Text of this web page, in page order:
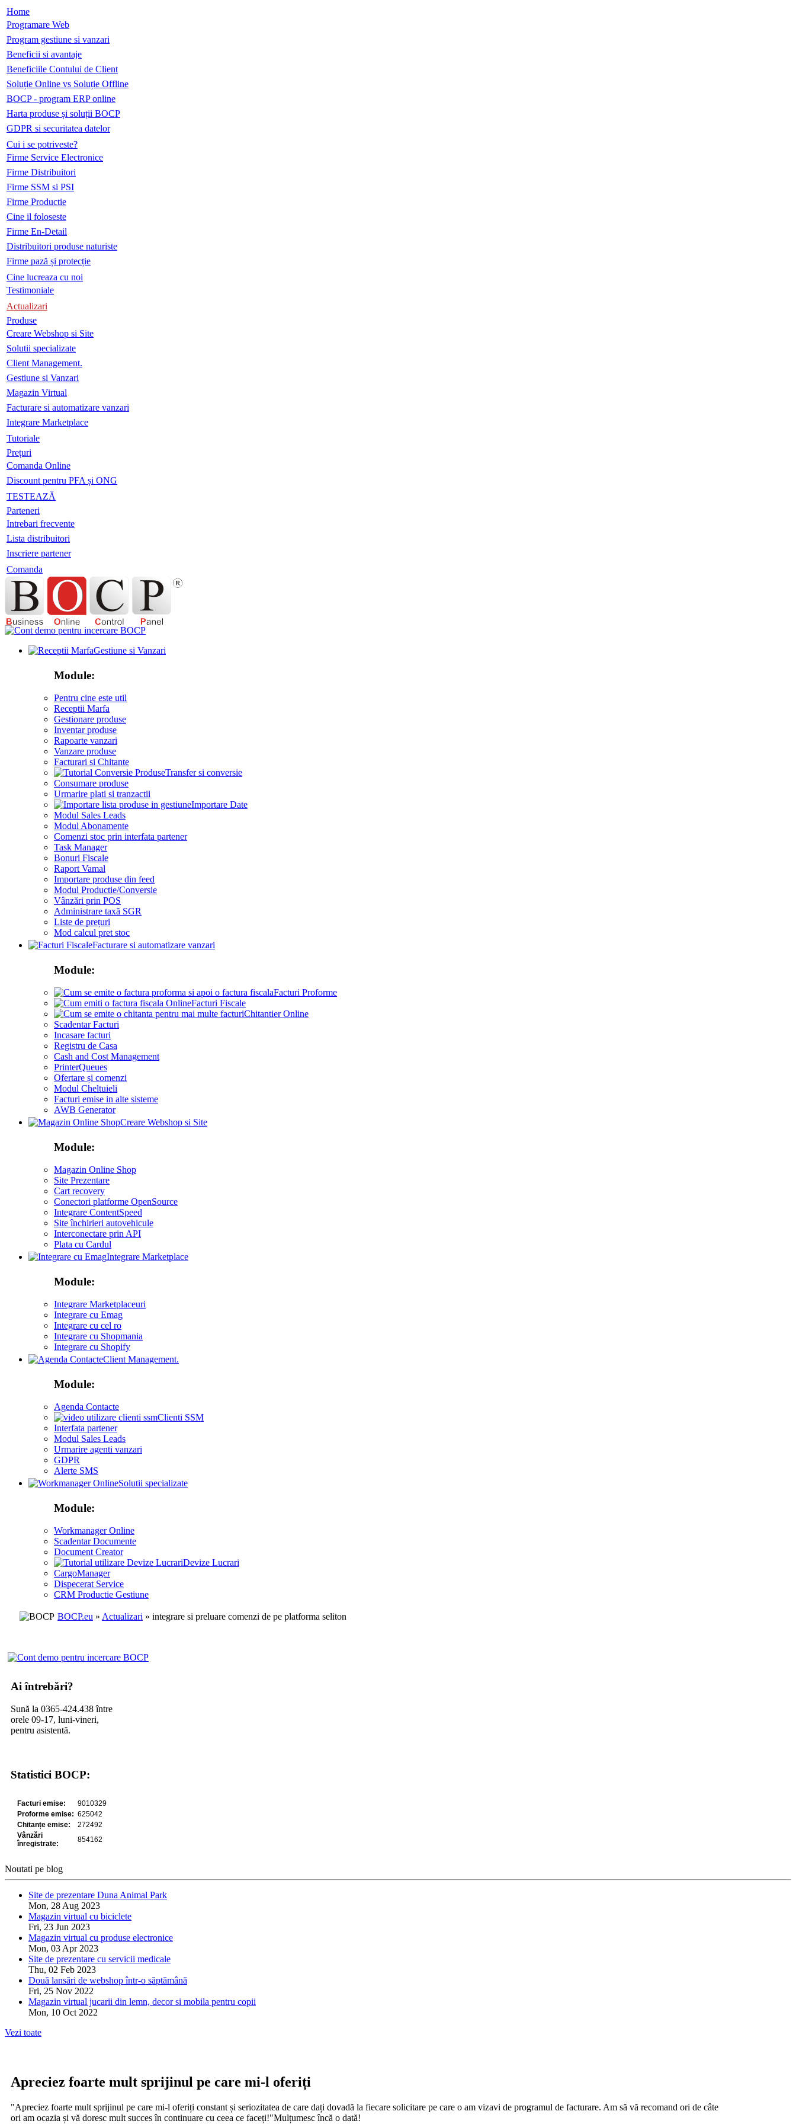
Home
Programare Web
Program gestiune si vanzari
Beneficii si avantaje
Beneficiile Contului de Client
Soluție Online vs Soluție Offline
BOCP - program ERP online
Harta produse și soluții BOCP
GDPR si securitatea datelor
Cui i se potriveste?
Firme Service Electronice
Firme Distribuitori
Firme SSM si PSI
Firme Productie
Cine il foloseste
Firme En-Detail
Distribuitori produse naturiste
Firme pază și protecție
Cine lucreaza cu noi
Testimoniale
Actualizari
Produse
Creare Webshop si Site
Solutii specializate
Client Management.
Gestiune si Vanzari
Magazin Virtual
Facturare si automatizare vanzari
Integrare Marketplace
Tutoriale
Prețuri
Comanda Online
Discount pentru PFA și ONG
TESTEAZĂ
Parteneri
Intrebari frecvente
Lista distribuitori
Inscriere partener
Comanda
Gestiune si Vanzari
Module:
Pentru cine este util
Receptii Marfa
Gestionare produse
Inventar produse
Rapoarte vanzari
Vanzare produse
Facturari si Chitante
Transfer si conversie
Consumare produse
Urmarire plati si tranzactii
Importare Date
Modul Sales Leads
Modul Abonamente
Comenzi stoc prin interfata partener
Task Manager
Bonuri Fiscale
Raport Vamal
Importare produse din feed
Modul Productie/Conversie
Vânzări prin POS
Administrare taxă SGR
Liste de prețuri
Mod calcul pret stoc
Facturare si automatizare vanzari
Module:
Facturi Proforme
Facturi Fiscale
Chitantier Online
Scadentar Facturi
Incasare facturi
Registru de Casa
Cash and Cost Management
PrinterQueues
Ofertare și comenzi
Modul Cheltuieli
Facturi emise in alte sisteme
AWB Generator
Creare Webshop si Site
Module:
Magazin Online Shop
Site Prezentare
Cart recovery
Conectori platforme OpenSource
Integrare ContentSpeed
Site închirieri autovehicule
Interconectare prin API
Plata cu Cardul
Integrare Marketplace
Module:
Integrare Marketplaceuri
Integrare cu Emag
Integrare cu cel ro
Integrare cu Shopmania
Integrare cu Shopify
Client Management.
Module:
Agenda Contacte
Clienti SSM
Interfata partener
Modul Sales Leads
Urmarire agenti vanzari
GDPR
Alerte SMS
Solutii specializate
Module:
Workmanager Online
Scadentar Documente
Document Creator
Devize Lucrari
CargoManager
Dispecerat Service
CRM Productie Gestiune
BOCP.eu » Actualizari » integrare si preluare comenzi de pe platforma seliton
Ai întrebări?
Sună la 0365-424.438 între
orele 09-17, luni-vineri,
pentru asistentă.
Statistici BOCP:
Noutati pe blog
Site de prezentare Duna Animal Park
Mon, 28 Aug 2023
Magazin virtual cu biciclete
Fri, 23 Jun 2023
Magazin virtual cu produse electronice
Mon, 03 Apr 2023
Site de prezentare cu servicii medicale
Thu, 02 Feb 2023
Două lansări de webshop într-o săptămână
Fri, 25 Nov 2022
Magazin virtual jucarii din lemn, decor si mobila pentru copii
Mon, 10 Oct 2022
Vezi toate
Apreciez foarte mult sprijinul pe care mi-l oferiți
"Apreciez foarte mult sprijinul pe care mi-l oferiți constant și seriozitatea de care dați dovadă la fiecare solicitare pe care o am vizavi de programul de facturare. Am să vă recomand ori de câte
ori am ocazia și vă doresc mult succes în continuare cu ceea ce faceți!"Mulțumesc încă o dată!